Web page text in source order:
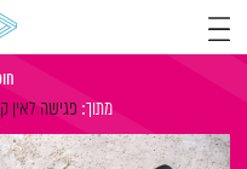
מתוך: פגישה לאין